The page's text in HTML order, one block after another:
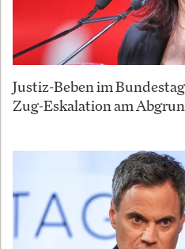
Justiz-Beben im
Zug-Eskalation am